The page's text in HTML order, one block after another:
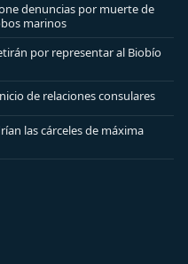
denuncias por muerte de
marinos
por representar al Biobío
de relaciones consulares
las cárceles de máxima